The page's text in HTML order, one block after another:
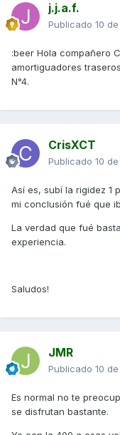
j.j.a.f.
Publicado 10
:beer Hola compañero
amortiguadores
N°4.
CrisXCT
Publicado 10
Así es, subí la rigidez 1
mi conclusión fué que
La verdad que fué
experiencia.
Saludos!
JMR
Publicado 10
Es normal no te
se disfrutan bastante.